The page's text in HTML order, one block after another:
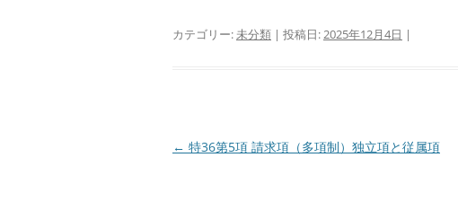
カテゴリー:未分類 | 投稿日:2025年12月4日 |
投
← 特36第5項 請求項（多項制）独立項と従属項